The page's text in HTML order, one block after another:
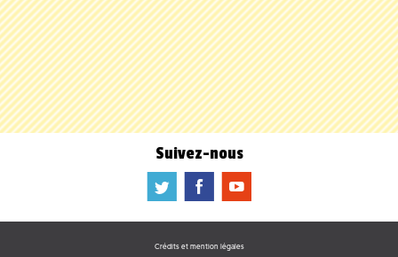
Suivez-nous
a b f
Crédits et mention légales